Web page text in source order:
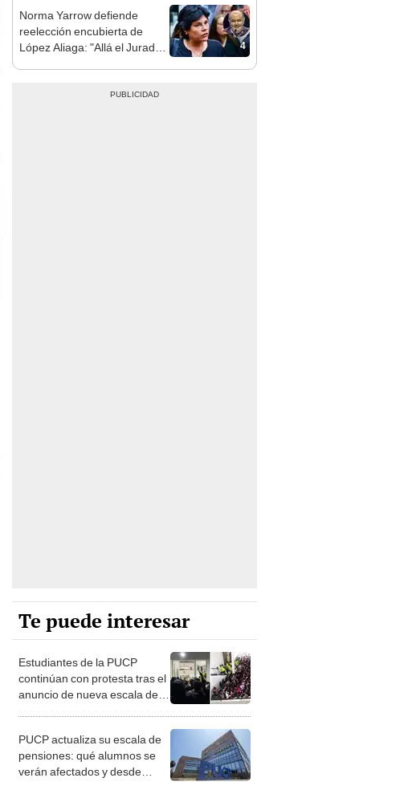
4
Norma Yarrow defiende
reelección encubierta de
López Aliaga: "Allá el Jurado
Te puede interesar
Estudiantes de la PUCP
continúan con protesta tras el
anuncio de nueva escala de
PUCP actualiza su escala de
pensiones: qué alumnos se
verán afectados y desde